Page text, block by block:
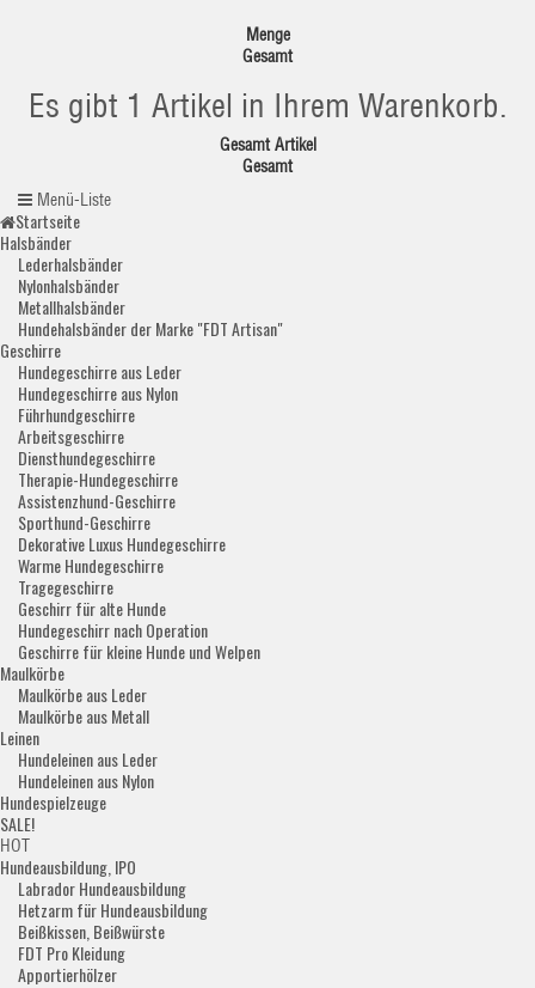
Menge
Gesamt
Es gibt 1 Artikel in Ihrem Warenkorb.
Gesamt Artikel
Gesamt
Menü-Liste
Startseite
Halsbänder
Lederhalsbänder
Nylonhalsbänder
Metallhalsbänder
Hundehalsbänder der Marke "FDT Artisan"
Geschirre
Hundegeschirre aus Leder
Hundegeschirre aus Nylon
Führhundgeschirre
Arbeitsgeschirre
Diensthundegeschirre
Therapie-Hundegeschirre
Assistenzhund-Geschirre
Sporthund-Geschirre
Dekorative Luxus Hundegeschirre
Warme Hundegeschirre
Tragegeschirre
Geschirr für alte Hunde
Hundegeschirr nach Operation
Geschirre für kleine Hunde und Welpen
Maulkörbe
Maulkörbe aus Leder
Maulkörbe aus Metall
Leinen
Hundeleinen aus Leder
Hundeleinen aus Nylon
Hundespielzeuge
SALE!
HOT
Hundeausbildung, IPO
Labrador Hundeausbildung
Hetzarm für Hundeausbildung
Beißkissen, Beißwürste
FDT Pro Kleidung
Apportierhölzer